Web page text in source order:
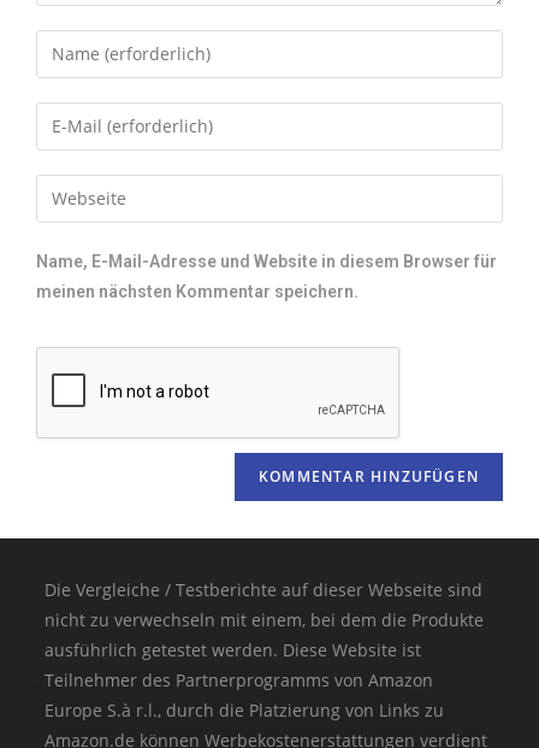
Name, E-Mail-Adresse und Website in diesem Browser für
meinen nächsten Kommentar speichern.
Die Vergleiche / Testberichte auf dieser Webseite sind
nicht zu verwechseln mit einem, bei dem die Produkte
ausführlich getestet werden. Diese Website ist
Teilnehmer des Partnerprogramms von Amazon
Europe S.à r.l., durch die Platzierung von Links zu
Amazon.de können Werbekostenerstattungen verdient